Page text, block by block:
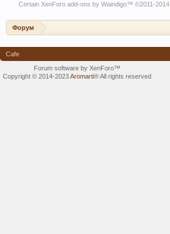
Certain XenForo add-ons by Waindigo™ ©2011-2014
Форум
Cafe
Forum software by XenForo™
Copyright © 2014-2023Aromarti®All rights reserved